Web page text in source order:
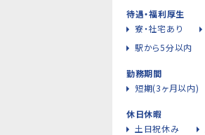
待遇・福利厚生
寮・社宅あり
駅から5分以内
勤務期間
短期(3ヶ月以内)
休日休暇
土日祝休み